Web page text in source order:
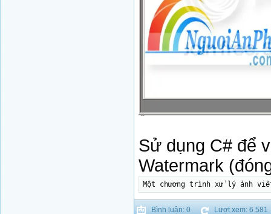
Sử dụng C# để
Watermark
Một chương trình xử lý ảnh
Bình luận: 0 Lượt xem: 6 581